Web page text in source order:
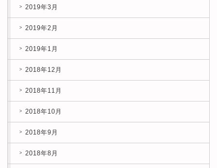
2019年3月
2019年2月
2019年1月
2018年12月
2018年11月
2018年10月
2018年9月
2018年8月